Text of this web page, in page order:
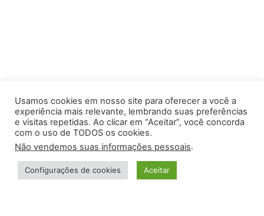
Usamos cookies em nosso site para oferecer a você a
experiência mais relevante, lembrando suas preferências
e visitas repetidas. Ao clicar em “Aceitar”, você concorda
com o uso de TODOS os cookies.
Não vendemos suas informações pessoais.
Configurações de cookies Aceitar